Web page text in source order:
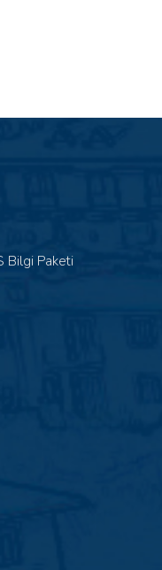
Bilgi Paketi